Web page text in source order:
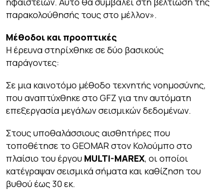
παρακολούθησής τους στο μέλλον».
Μέθοδοι και προοπτικές
Η έρευνα στηρίχθηκε σε δύο βασικούς
παράγοντες:
Σε μια καινοτόμο μέθοδο τεχνητής νοημοσύνης,
που αναπτύχθηκε στο GFZ για την αυτόματη
επεξεργασία μεγάλων σεισμικών δεδομένων.
Στους υποθαλάσσιους αισθητήρες που
τοποθέτησε το GEOMAR στον Κολούμπο στο
πλαίσιο του έργου MULTI-MAREX, οι οποίοι
κατέγραψαν σεισμικά σήματα και καθίζηση του
βυθού έως 30 εκ.